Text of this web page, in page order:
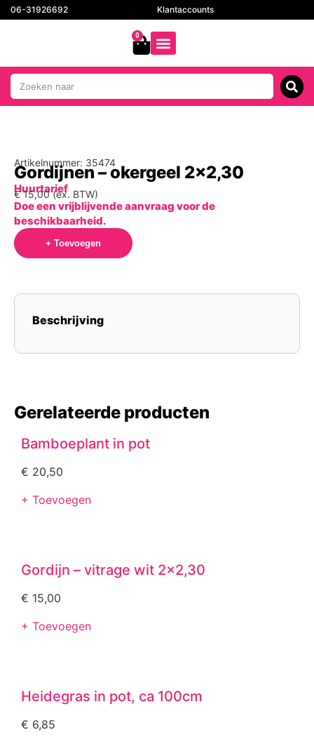
06-31926692 Klantaccounts
0
Artikelnummer: 35474
Gordijnen – okergeel 2×2,30
Huurtarief
€15,00(ex. BTW)
Doe een vrijblijvende aanvraag voor de
beschikbaarheid.
+ Toevoegen
Beschrijving
Gerelateerde producten
Bamboeplant in pot
€ 20,50
+ Toevoegen
Gordijn – vitrage wit 2×2,30
€ 15,00
+ Toevoegen
Heidegras in pot, ca 100cm
€ 6,85